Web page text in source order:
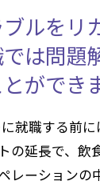
ルをリ
は問題
ができ
就職する前
の延長で、飲
レーションの